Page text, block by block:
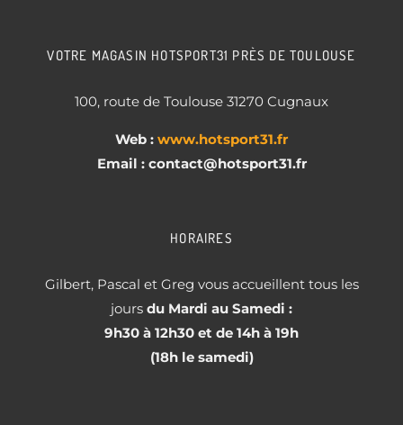
VOTRE MAGASIN HOTSPORT31 PRÈS DE TOULOUSE
100, route de Toulouse 31270 Cugnaux
Web : www.hotsport31.fr
Email : contact@hotsport31.fr
HORAIRES
Gilbert, Pascal et Greg vous accueillent tous les
jours du Mardi au Samedi :
9h30 à 12h30 et de 14h à 19h
(18h le samedi)